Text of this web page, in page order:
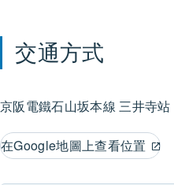
交通方式
京阪電鐵石山坂本線 三井寺站
在Google地圖上查看位置